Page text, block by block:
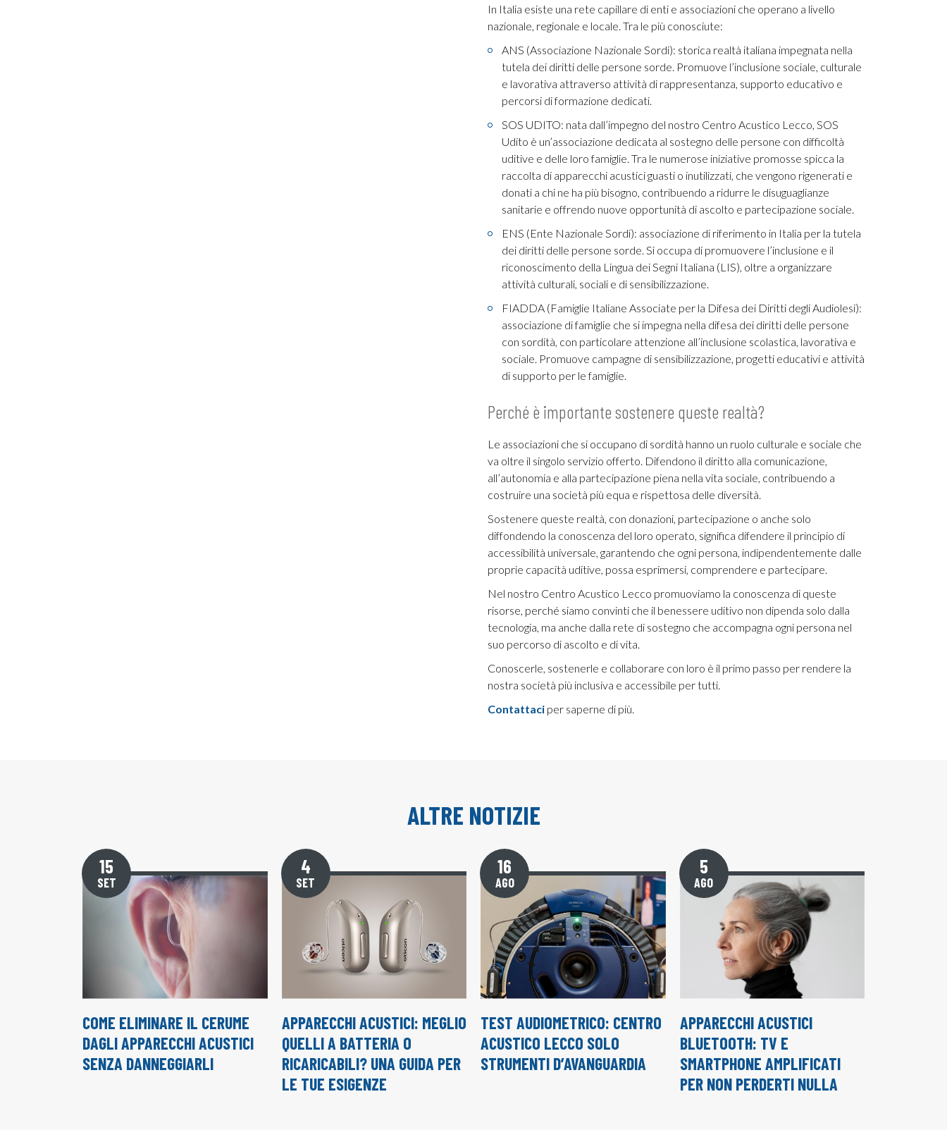
In Italia esiste una rete capillare di enti e associazioni che operano a livello
nazionale, regionale e locale. Tra le più conosciute:
ANS (Associazione Nazionale Sordi): storica realtà italiana impegnata nella
tutela dei diritti delle persone sorde. Promuove l’inclusione sociale, culturale
e lavorativa attraverso attività di rappresentanza, supporto educativo e
percorsi di formazione dedicati.
SOS UDITO: nata dall’impegno del nostro Centro Acustico Lecco, SOS
Udito è un’associazione dedicata al sostegno delle persone con difficoltà
uditive e delle loro famiglie. Tra le numerose iniziative promosse spicca la
raccolta di apparecchi acustici guasti o inutilizzati, che vengono rigenerati e
donati a chi ne ha più bisogno, contribuendo a ridurre le disuguaglianze
sanitarie e offrendo nuove opportunità di ascolto e partecipazione sociale.
ENS (Ente Nazionale Sordi): associazione di riferimento in Italia per la tutela
dei diritti delle persone sorde. Si occupa di promuovere l’inclusione e il
riconoscimento della Lingua dei Segni Italiana (LIS), oltre a organizzare
attività culturali, sociali e di sensibilizzazione.
FIADDA (Famiglie Italiane Associate per la Difesa dei Diritti degli Audiolesi):
associazione di famiglie che si impegna nella difesa dei diritti delle persone
con sordità, con particolare attenzione all’inclusione scolastica, lavorativa e
sociale. Promuove campagne di sensibilizzazione, progetti educativi e attività
di supporto per le famiglie.
Perché è importante sostenere queste realtà?
Le associazioni che si occupano di sordità hanno un ruolo culturale e sociale che
va oltre il singolo servizio offerto. Difendono il diritto alla comunicazione,
all’autonomia e alla partecipazione piena nella vita sociale, contribuendo a
costruire una società più equa e rispettosa delle diversità.
Sostenere queste realtà, con donazioni, partecipazione o anche solo
diffondendo la conoscenza del loro operato, significa difendere il principio di
accessibilità universale, garantendo che ogni persona, indipendentemente dalle
proprie capacità uditive, possa esprimersi, comprendere e partecipare.
Nel nostro Centro Acustico Lecco promuoviamo la conoscenza di queste
risorse, perché siamo convinti che il benessere uditivo non dipenda solo dalla
tecnologia, ma anche dalla rete di sostegno che accompagna ogni persona nel
suo percorso di ascolto e di vita.
Conoscerle, sostenerle e collaborare con loro è il primo passo per rendere la
nostra società più inclusiva e accessibile per tutti.
Contattaci per saperne di più.
ALTRE NOTIZIE
15
SET
COME ELIMINARE IL CERUME
DAGLI APPARECCHI ACUSTICI
SENZA DANNEGGIARLI
4
SET
APPARECCHI ACUSTICI: MEGLIO
QUELLI A BATTERIA O
RICARICABILI? UNA GUIDA PER
LE TUE ESIGENZE
16
AGO
TEST AUDIOMETRICO: CENTRO
ACUSTICO LECCO SOLO
STRUMENTI D’AVANGUARDIA
5
AGO
APPARECCHI ACUSTICI
BLUETOOTH: TV E
SMARTPHONE AMPLIFICATI
PER NON PERDERTI NULLA